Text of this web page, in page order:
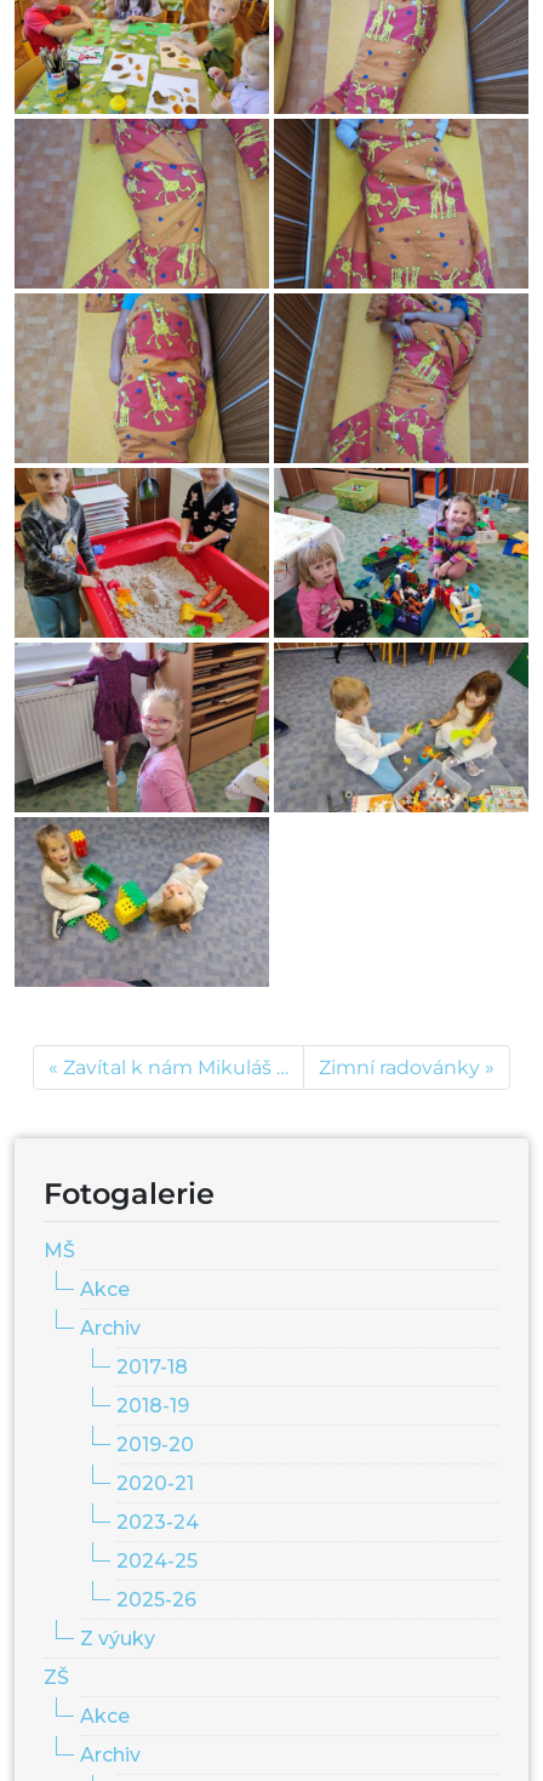
Zavítal k nám Mikuláš … Zimní radovánky
Fotogalerie
MŠ
Akce
Archiv
2017-18
2018-19
2019-20
2020-21
2023-24
2024-25
2025-26
Z výuky
ZŠ
Akce
Archiv